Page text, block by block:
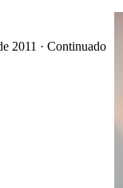
2011 · Continuado